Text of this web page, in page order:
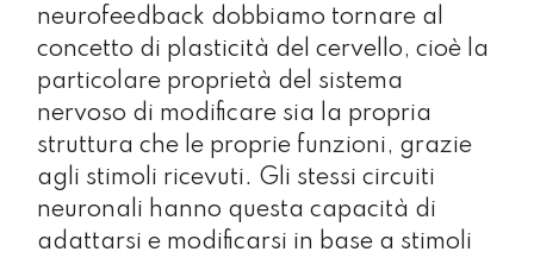
neurofeedback dobbiamo tornare al
concetto di plasticità del cervello, cioè la
particolare proprietà del sistema
nervoso di modificare sia la propria
struttura che le proprie funzioni, grazie
agli stimoli ricevuti. Gli stessi circuiti
neuronali hanno questa capacità di
adattarsi e modificarsi in base a stimoli